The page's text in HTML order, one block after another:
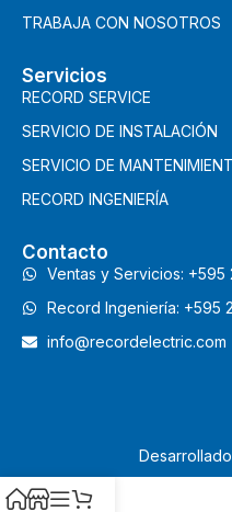
TRABAJA CON NOSOTROS
Servicios
RECORD SERVICE
SERVICIO DE INSTALACIÓN
SERVICIO DE
RECORD INGENIERÍA
Contacto
Ventas y Servicios: +595
Record Ingeniería: +595
info@recordelectric.com